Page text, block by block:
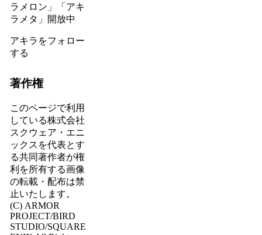
ラメロン」「アキ
ラメタ」開放中
アキラをフォロー
する
著作権
このページで利用
している株式会社
スクウェア・エニ
ックスを代表とす
る共同著作者が権
利を所有する画像
の転載・配布は禁
止いたします。
(C) ARMOR
PROJECT/BIRD
STUDIO/SQUARE